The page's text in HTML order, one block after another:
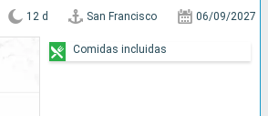
12 d San Francisco 06/09/2027
Comidas incluidas